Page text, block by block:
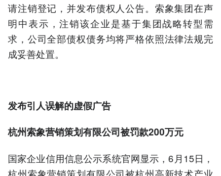
请注销登记，并发布债权人公告。索象集团在声
明中表示，注销该企业是基于集团战略转型需
求，公司全部债权债务均将严格依照法律法规完
成妥善处置。
发布引人误解的虚假广告
杭州索象营销策划有限公司被罚款200万元
国家企业信用信息公示系统官网显示，6月15日，
杭州索象营销策划有限公司被杭州高新技术产业